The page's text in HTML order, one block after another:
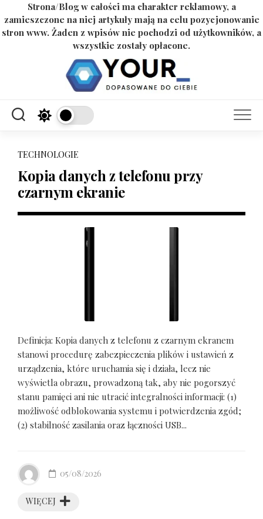
Strona/Blog w całości ma charakter reklamowy, a
zamieszczone na niej artykuły mają na celu pozycjonowanie
stron www. Żaden z wpisów nie pochodzi od użytkowników, a
wszystkie zostały opłacone.
TECHNOLOGIE
Kopia danych z telefonu przy
czarnym ekranie
Definicja: Kopia danych z telefonu z czarnym ekranem
stanowi procedurę zabezpieczenia plików i ustawień z
urządzenia, które uruchamia się i działa, lecz nie
wyświetla obrazu, prowadzoną tak, aby nie pogorszyć
stanu pamięci ani nie utracić integralności informacji: (1)
możliwość odblokowania systemu i potwierdzenia zgód;
(2) stabilność zasilania oraz łączności USB...
WIĘCEJ
05/08/2026